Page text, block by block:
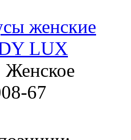
женские
LUX
Женское
67